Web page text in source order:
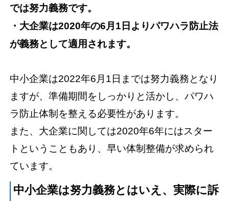
では努力義務です。
・大企業は2020年の6月1日よりパワハラ防止法
が義務として適用されます。
中小企業は2022年6月1日までは努力義務となり
ますが、準備期間をしっかりと活かし、パワハ
ラ防止体制を整える必要性があります。
また、大企業に関しては2020年6年にはスター
トということもあり、早い体制整備が求められ
ています。
中小企業は努力義務とはいえ、実際に訴